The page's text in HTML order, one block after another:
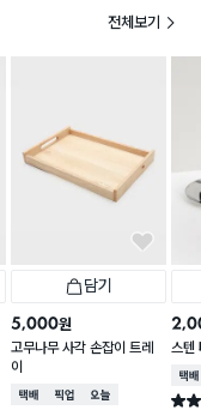
전체보기
담기
5,000원
고무나무 사각 손잡이 트레
이
택배배송매장픽업오늘배송
스텐
택배
별점